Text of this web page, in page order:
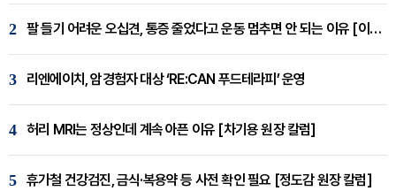
2 팔 들기 어려운 오십견, 통증 줄었다고 운동 멈추면 안 되는 이유 [이병욱 원장 칼럼]
3 리엔에이치, 암경험자 대상 ‘RE:CAN 푸드테라피’ 운영
4 허리 MRI는 정상인데 계속 아픈 이유 [차기용 원장 칼럼]
5 휴가철 건강검진, 금식·복용약 등 사전 확인 필요 [정도감 원장 칼럼]